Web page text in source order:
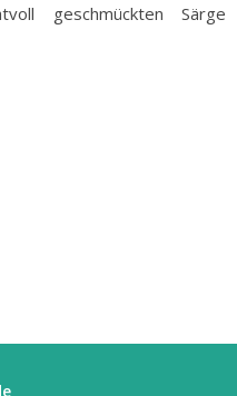
geschmückten Särge